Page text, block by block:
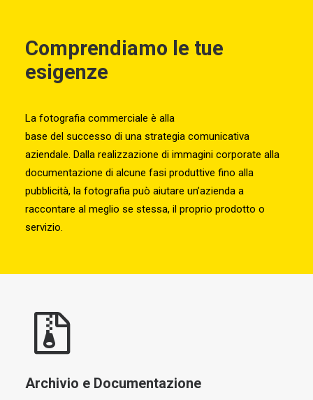
Comprendiamo le tue
esigenze
La fotografia commerciale è alla
base del successo di una strategia comunicativa
aziendale. Dalla realizzazione di immagini corporate alla
documentazione di alcune fasi produttive fino alla
pubblicità, la fotografia può aiutare un’azienda a
raccontare al meglio se stessa, il proprio prodotto o
servizio.
Archivio e Documentazione